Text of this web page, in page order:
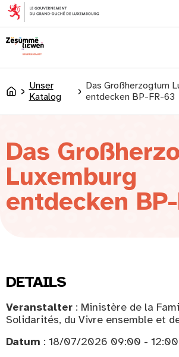
springen
Accueil
Unser
Katalog
Das Großherzogtum
entdecken BP-FR-63
Das
Luxemburg
entdecken
DETAILS
Veranstalter : Ministère de la
Solidarités, du Vivre ensemble et
Datum : 18/07/2026 09:00 - 12:00